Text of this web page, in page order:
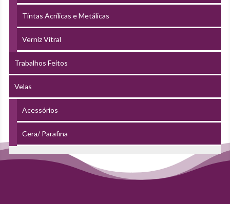
Tintas Acrílicas e Metálicas
Verniz Vitral
Trabalhos Feitos
Velas
Acessórios
Cera/ Parafina